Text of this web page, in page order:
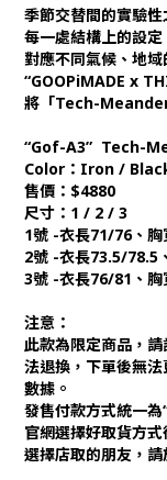
季節交替間的實驗性
每一處結構上的設
對應不同氣候、地
“GOOPiMADE x
將「Tech-
“Gof-A3” Tech-
Color：Iron /
售價：$4880
尺寸：1 / 2 / 3
1號 -衣長71/76、
2號 -衣長73.5/78.5
3號 -衣長76/81、
注意：
此款為限定商品，
法退換，下單後無
數據。
發售付款方式統一為
官網選擇好取貨方式
選擇店取的朋友，